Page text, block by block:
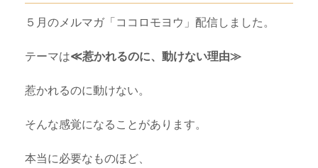
５月のメルマガ「ココロモヨウ」配信しました。
テーマは≪惹かれるのに、動けない理由≫
惹かれるのに動けない。
そんな感覚になることがあります。
本当に必要なものほど、